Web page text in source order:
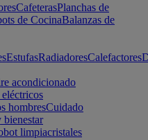
CafeterasPlanchas de
de CocinaBalanzas de
EstufasRadiadoresCalefactores
acondicionado
hombresCuidado
bienestar
limpiacristales